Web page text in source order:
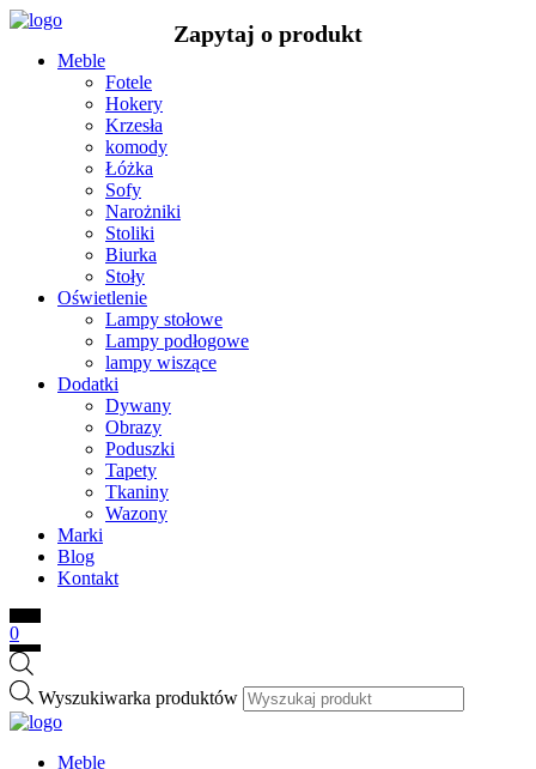
Meble
Fotele
Hokery
Krzesła
komody
Łóżka
Sofy
Narożniki
Stoliki
Biurka
Stoły
Oświetlenie
Lampy stołowe
Lampy podłogowe
lampy wiszące
Dodatki
Dywany
Obrazy
Poduszki
Tapety
Tkaniny
Wazony
Marki
Blog
Kontakt
0
Wyszukiwarka produktów
Meble